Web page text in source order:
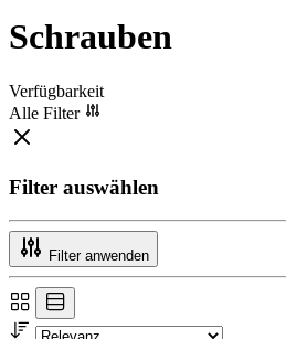
Schrauben
Verfügbarkeit
Alle Filter
Filter auswählen
Filter anwenden